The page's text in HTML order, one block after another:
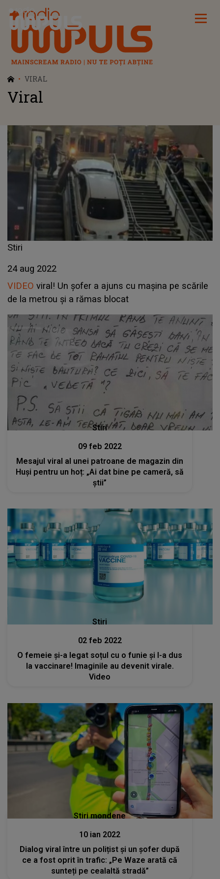
Radio Impuls
VIRAL
Viral
Stiri
24 aug 2022
VIDEO viral! Un șofer a ajuns cu mașina pe scările
de la metrou și a rămas blocat
Stiri
09 feb 2022
Mesajul viral al unei patroane de magazin din
Huși pentru un hoț: „Ai dat bine pe cameră, să
știi”
Stiri
02 feb 2022
O femeie și-a legat soțul cu o funie și l-a dus
la vaccinare! Imaginile au devenit virale.
Video
Stiri mondene
10 ian 2022
Dialog viral între un polițist și un șofer după
ce a fost oprit în trafic: „Pe Waze arată că
sunteți pe cealaltă stradă”